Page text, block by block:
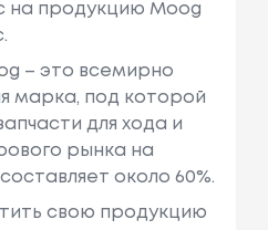
на продукцию Moog
– это всемирно
марка, под которой
для хода и
рынка на
около 60%.
свою продукцию